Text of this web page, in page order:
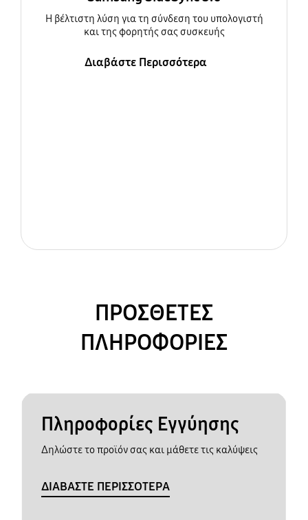
Η βέλτιστη λύση για τη σύνδεση του υπολογιστή
και της φορητής σας συσκευής
Διαβάστε Περισσότερα
ΠΡΟΣΘΕΤΕΣ
ΠΛΗΡΟΦΟΡΙΕΣ
Πληροφορίες Εγγύησης
Δηλώστε το προϊόν σας και μάθετε τις καλύψεις
ΔΙΑΒΑΣΤΕ ΠΕΡΙΣΣΟΤΕΡΑ